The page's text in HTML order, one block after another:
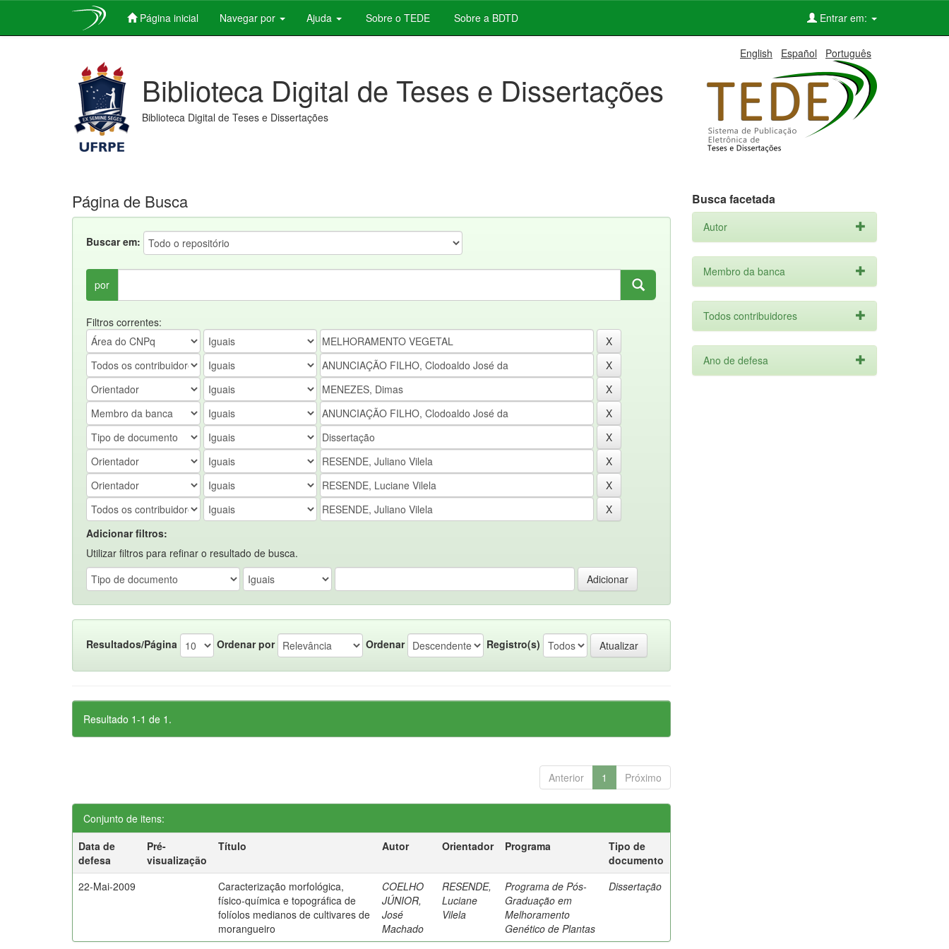
Página inicial Navegar por Ajuda Sobre o TEDE Sobre a BDTD Entrar em:
English Español Português
Biblioteca Digital de Teses e Dissertações
Biblioteca Digital de Teses e Dissertações
Página de Busca
Buscar em:
por
Filtros correntes:
Adicionar filtros:
Utilizar filtros para refinar o resultado de busca.
Resultados/Página Ordenar por Ordenar Registro(s)
Resultado 1-1 de 1.
Anterior 1 Próximo
Conjunto de itens:
Data de
defesa
Pré-
visualização
Título Autor Orientador Programa
Tipo de
documento
22-Mai-2009
Caracterização morfológica,
físico-química e topográfica de
folíolos medianos de cultivares de
morangueiro
COELHO
JÚNIOR,
José
Machado
RESENDE,
Luciane
Vilela
Programa de Pós-
Graduação em
Melhoramento
Genético de Plantas
Dissertação
Busca facetada
Autor
Membro da banca
Todos contribuidores
Ano de defesa